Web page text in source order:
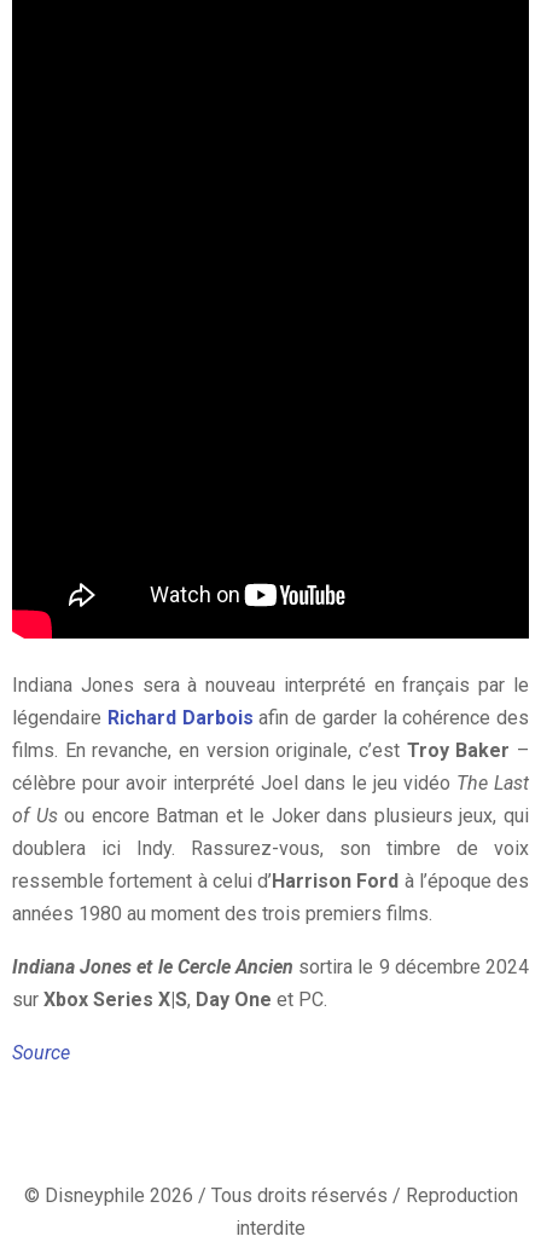
Indiana Jones sera à nouveau interprété en français par le
légendaire Richard Darbois afin de garder la cohérence des
films. En revanche, en version originale, c’est Troy Baker –
célèbre pour avoir interprété Joel dans le jeu vidéo The Last
of Usou encore Batman et le Joker dans plusieurs jeux, qui
doublera ici Indy. Rassurez-vous, son timbre de voix
ressemble fortement à celui d’Harrison Ford à l’époque des
années 1980 au moment des trois premiers films.
Indiana Jones et le Cercle Ancien sortira le 9 décembre 2024
sur Xbox Series X|S, Day One et PC.
Source
© Disneyphile 2026 / Tous droits réservés / Reproduction
interdite